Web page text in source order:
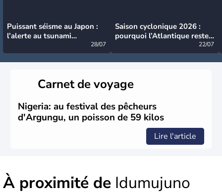
Puissant séisme au Japon :
l’alerte au tsunami
28/07
Saison cyclonique 2026 :
pourquoi l’Atlantique reste
22/07
Carnet de voyage
Nigeria: au festival des pêcheurs
d'Argungu, un poisson de 59 kilos
Lire l'article
À proximité de Idumujuno